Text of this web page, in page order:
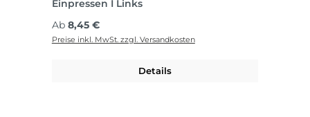
Einpressen I Links
Regulärer Preis:
Ab 8,45 €
Preise inkl. MwSt. zzgl. Versandkosten
Details